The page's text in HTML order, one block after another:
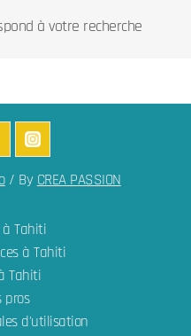
à votre recherche
/ ByCREA PASSION
Tahiti
à Tahiti
Tahiti
pros
d'utilisation